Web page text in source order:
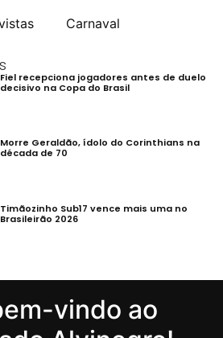
Carnaval
Fiel recepciona jogadores antes de duelo
decisivo na Copa do Brasil
Morre Geraldão, ídolo do Corinthians na
década de 70
Timãozinho Sub17 vence mais uma no
Brasileirão 2026
vindo ao